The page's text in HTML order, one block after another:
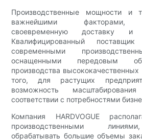
Производственные мощности и
важнейшими факторами,
своевременную доставку и
Квалифицированный
современными
оснащенными передовым
производства
того, для растущих
возможность
соответствии с потребностями
Компания HARDVOGUE
производственными
обрабатывать большие объемы